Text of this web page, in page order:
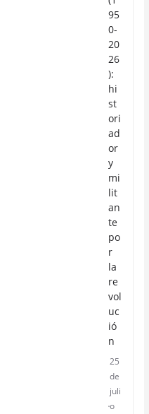
95
0-
20
26
):
hi
st
ori
ad
or
y
mi
lit
an
te
po
r
la
re
vol
uc
ió
n
25
de
juli
o